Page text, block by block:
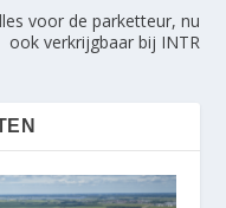
voor de parketteur, nu
ook verkrijgbaar bij INTR